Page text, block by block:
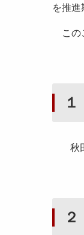
を推
この
秋